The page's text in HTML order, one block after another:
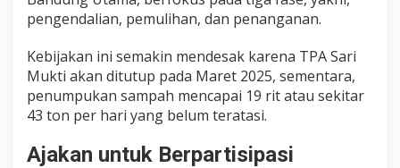
pengendalian, pemulihan, dan penanganan.
Kebijakan ini semakin mendesak karena TPA Sari
Mukti akan ditutup pada Maret 2025, sementara,
penumpukan sampah mencapai 19 rit atau sekitar
43 ton per hari yang belum teratasi.
Ajakan untuk Berpartisipasi